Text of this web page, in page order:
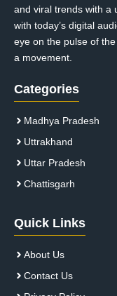
and viral trends with a
with today’s digital
eye on the pulse of
a movement.
Categories
Madhya Pradesh
Uttrakhand
Uttar Pradesh
Chattisgarh
Quick Links
About Us
Contact Us